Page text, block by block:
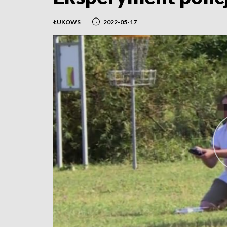
ŁUKOWS 2022-05-17